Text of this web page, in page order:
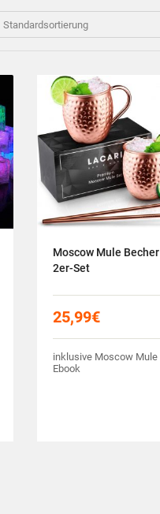
Moscow Mule Becher
2er-Set
25,99€
inklusive Moscow Mule
Ebook